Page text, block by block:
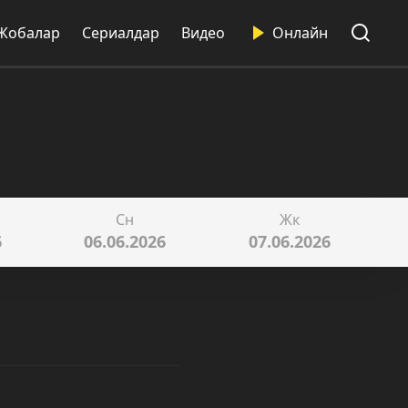
Сериалдар Видео Онлайн
Сн
06.06.2026
Жк
07.06.2026